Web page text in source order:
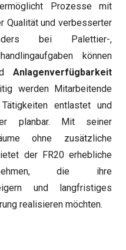
Prozesse mit
Qualität und verbesserter
bei Palettier-,
können
Anlagenverfügbarkeit
werden Mitarbeitende
entlastet und
planbar. Mit seiner
ohne zusätzliche
der FR20 erhebliche
die ihre
und langfristiges
realisieren möchten.